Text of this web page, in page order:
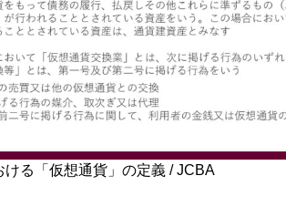
ける「仮想通貨」の定義 / JCBA